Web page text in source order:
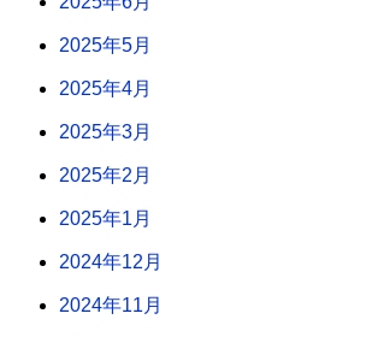
2025年5月
2025年4月
2025年3月
2025年2月
2025年1月
2024年12月
2024年11月